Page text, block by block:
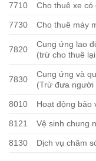
7710 Cho thuê xe có
7730 Cho thuê máy
7820
Cung ứng lao
(trừ cho thuê
7830
Cung ứng và
(Trừ đưa người
8010 Hoạt động bảo
8121 Vệ sinh chung
8130 Dịch vụ chăm